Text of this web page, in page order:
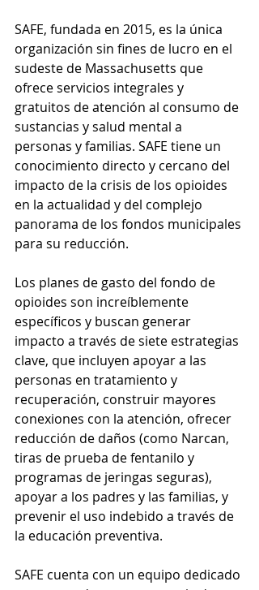
SAFE, fundada en 2015, es la única
organización sin fines de lucro en el
sudeste de Massachusetts que
ofrece servicios integrales y
gratuitos de atención al consumo de
sustancias y salud mental a
personas y familias. SAFE tiene un
conocimiento directo y cercano del
impacto de la crisis de los opioides
en la actualidad y del complejo
panorama de los fondos municipales
para su reducción.
Los planes de gasto del fondo de
opioides son increíblemente
específicos y buscan generar
impacto a través de siete estrategias
clave, que incluyen apoyar a las
personas en tratamiento y
recuperación, construir mayores
conexiones con la atención, ofrecer
reducción de daños (como Narcan,
tiras de prueba de fentanilo y
programas de jeringas seguras),
apoyar a los padres y las familias, y
prevenir el uso indebido a través de
la educación preventiva.
SAFE cuenta con un equipo dedicado